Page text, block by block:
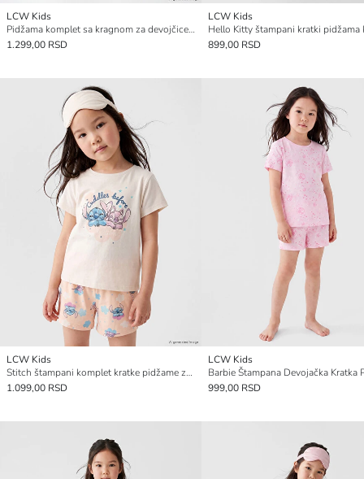
LCW Kids
Pidžama komplet sa kragnom za devojčice, kratka pidžama
1.299,00 RSD
LCW Kids
899,00 RSD
LCW Kids
Stitch štampani komplet kratke pidžame za devojčice
1.099,00 RSD
LCW Kids
999,00 RSD